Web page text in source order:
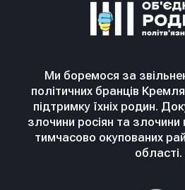
Ми боремося за
політичних бранців
підтримку їхніх родин.
злочини росіян та
тимчасово окупованих
області.